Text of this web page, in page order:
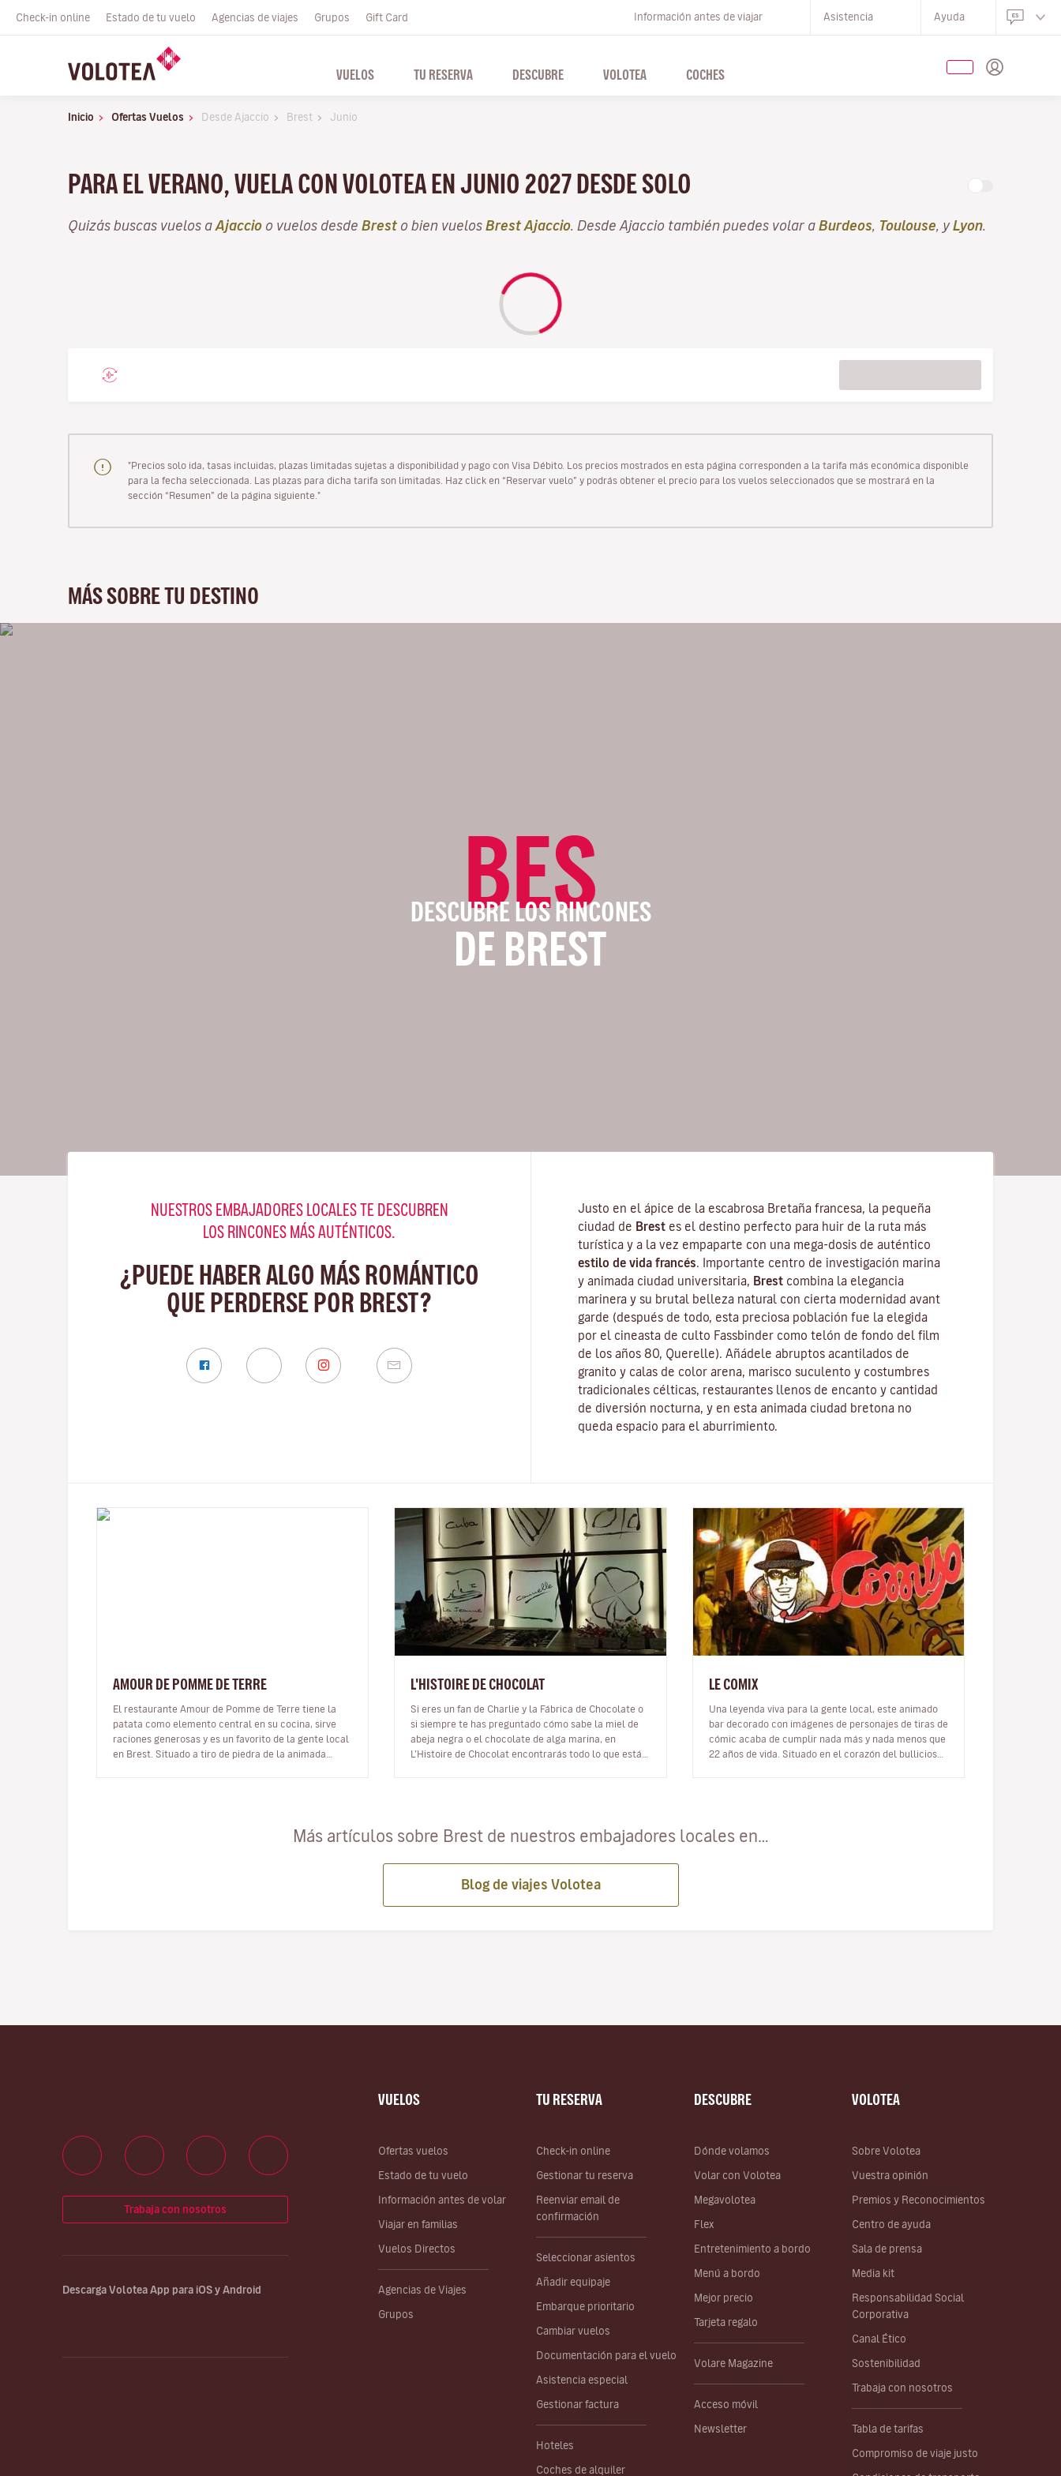
Check-in online Estado de tu vuelo Agencias de viajes Grupos Gift Card Información antes de viajar Asistencia Ayuda
VUELOS TU RESERVA DESCUBRE VOLOTEA COCHES
Inicio Ofertas Vuelos Desde Ajaccio Brest Junio
PARA EL VERANO, VUELA CON VOLOTEA EN JUNIO 2027 DESDE SOLO
Quizás buscas vuelos a Ajaccio o vuelos desde Brest o bien vuelos Brest Ajaccio . Desde Ajaccio también puedes volar a Burdeos Toulouse , yLyon
"Precios solo ida, tasas incluidas, plazas limitadas sujetas a disponibilidad y pago con Visa Débito. Los precios mostrados en esta página corresponden a la tarifa más económica disponible
para la fecha seleccionada. Las plazas para dicha tarifa son limitadas. Haz click en “Reservar vuelo” y podrás obtener el precio para los vuelos seleccionados que se mostrará en la
sección “Resumen” de la página siguiente."
MÁS SOBRE TU DESTINO
BES
DESCUBRE LOS RINCONES
DE BREST
NUESTROS EMBAJADORES LOCALES TE DESCUBREN
LOS RINCONES MÁS AUTÉNTICOS.
¿PUEDE HABER ALGO MÁS ROMÁNTICO
QUE PERDERSE POR BREST?
Justo en el ápice de la escabrosa Bretaña francesa, la pequeña
ciudad de Brest es el destino perfecto para huir de la ruta más
turística y a la vez empaparte con una mega-dosis de auténtico
estilo de vida francés . Importante centro de investigación marina
y animada ciudad universitaria,
Brest combina la elegancia
marinera y su brutal belleza natural con cierta modernidad avant
garde (después de todo, esta preciosa población fue la elegida
por el cineasta de culto Fassbinder como telón de fondo del film
de los años 80, Querelle). Añádele abruptos acantilados de
granito y calas de color arena, marisco suculento y costumbres
tradicionales célticas , restaurantes llenos de encanto y cantidad
de diversión nocturna, y en esta animada ciudad bretona no
queda espacio para el aburrimiento.
AMOUR DE POMME DE TERRE
El restaurante Amour de Pomme de Terre tiene la
patata como elemento central en su cocina, sirve
raciones generosas y es un favorito de la gente local
en Brest. Situado a tiro de piedra de la animada
L'HISTOIRE DE CHOCOLAT
Si eres un fan de Charlie y la Fábrica de Chocolate o
si siempre te has preguntado cómo sabe la miel de
abeja negra o el chocolate de alga marina, en
L’Histoire de Chocolat encontrarás todo lo que estás
LE COMIX
Una leyenda viva para la gente local, este animado
bar decorado con imágenes de personajes de tiras de
cómic acaba de cumplir nada más y nada menos que
22 años de vida. Situado en el corazón del bullicioso
Más artículos sobre Brest de nuestros embajadores locales en…
Blog de viajes Volotea
VUELOS
Ofertas vuelos
Estado de tu vuelo
Información antes de volar
Viajar en familias
Vuelos Directos
Agencias de Viajes
Grupos
TU RESERVA
Check-in online
Gestionar tu reserva
Reenviar email de
confirmación
Seleccionar asientos
Añadir equipaje
Embarque prioritario
Cambiar vuelos
Documentación para el vuelo
Asistencia especial
Gestionar factura
Hoteles
Coches de alquiler
DESCUBRE
Dónde volamos
Volar con Volotea
Megavolotea
Flex
Entretenimiento a bordo
Menú a bordo
Mejor precio
Tarjeta regalo
Volare Magazine
Acceso móvil
Newsletter
VOLOTEA
Sobre Volotea
Vuestra opinión
Premios y Reconocimientos
Centro de ayuda
Sala de prensa
Media kit
Responsabilidad Social
Corporativa
Canal Ético
Sostenibilidad
Trabaja con nosotros
Tabla de tarifas
Compromiso de viaje justo
Trabaja con nosotros
Descarga Volotea App para iOS y Android